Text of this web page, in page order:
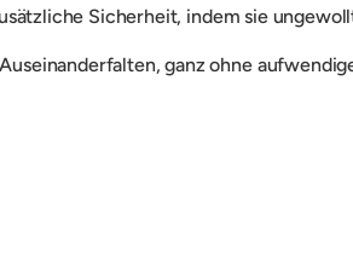
Sicherheit, indem sie
ganz ohne